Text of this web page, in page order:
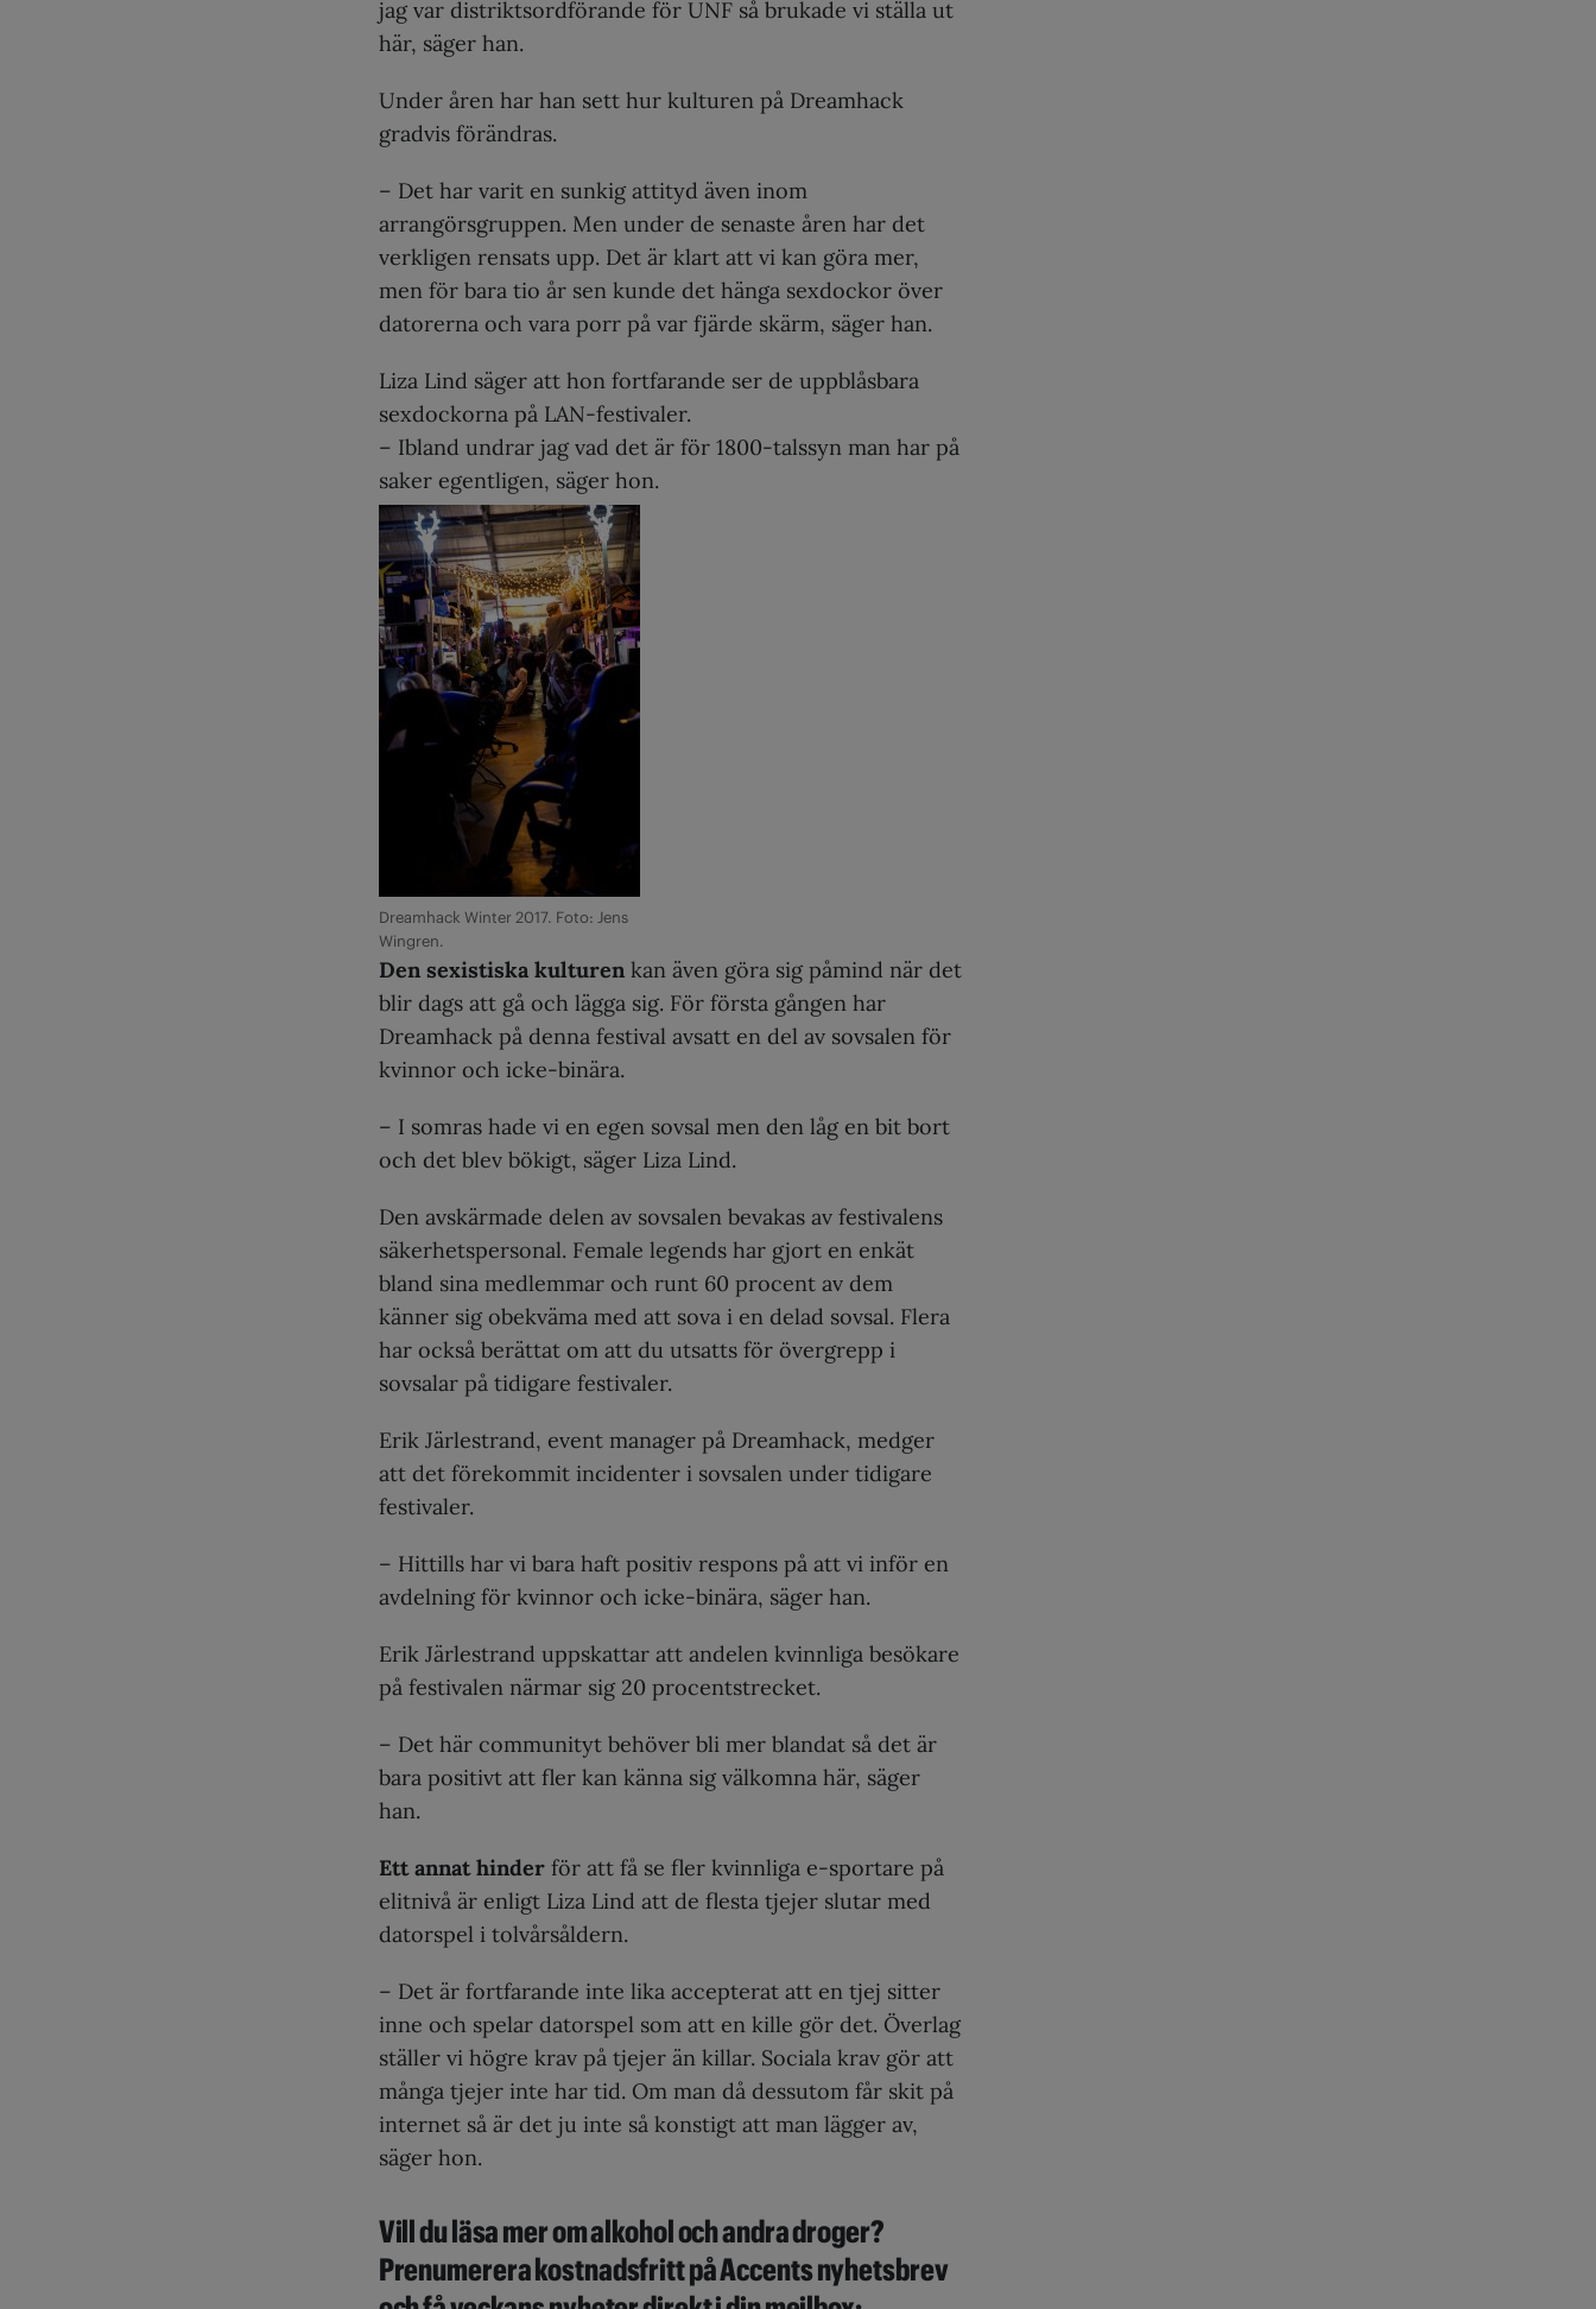
jag var distriktsordförande för UNF så brukade vi ställa ut
här, säger han.
Under åren har han sett hur kulturen på Dreamhack
gradvis förändras.
– Det har varit en sunkig attityd även inom
arrangörsgruppen. Men under de senaste åren har det
verkligen rensats upp. Det är klart att vi kan göra mer,
men för bara tio år sen kunde det hänga sexdockor över
datorerna och vara porr på var fjärde skärm, säger han.
Liza Lind säger att hon fortfarande ser de uppblåsbara
sexdockorna på LAN-festivaler.
– Ibland undrar jag vad det är för 1800-talssyn man har på
saker egentligen, säger hon.
Dreamhack Winter 2017. Foto: Jens
Wingren.
Den sexistiska kulturenkan även göra sig påmind när det
blir dags att gå och lägga sig. För första gången har
Dreamhack på denna festival avsatt en del av sovsalen för
kvinnor och icke-binära.
– I somras hade vi en egen sovsal men den låg en bit bort
och det blev bökigt, säger Liza Lind.
Den avskärmade delen av sovsalen bevakas av festivalens
säkerhetspersonal. Female legends har gjort en enkät
bland sina medlemmar och runt 60 procent av dem
känner sig obekväma med att sova i en delad sovsal. Flera
har också berättat om att du utsatts för övergrepp i
sovsalar på tidigare festivaler.
Erik Järlestrand, event manager på Dreamhack, medger
att det förekommit incidenter i sovsalen under tidigare
festivaler.
– Hittills har vi bara haft positiv respons på att vi inför en
avdelning för kvinnor och icke-binära, säger han.
Erik Järlestrand uppskattar att andelen kvinnliga besökare
på festivalen närmar sig 20 procentstrecket.
– Det här communityt behöver bli mer blandat så det är
bara positivt att fler kan känna sig välkomna här, säger
han.
Ett annat hinderför att få se fler kvinnliga e-sportare på
elitnivå är enligt Liza Lind att de flesta tjejer slutar med
datorspel i tolvårsåldern.
– Det är fortfarande inte lika accepterat att en tjej sitter
inne och spelar datorspel som att en kille gör det. Överlag
ställer vi högre krav på tjejer än killar. Sociala krav gör att
många tjejer inte har tid. Om man då dessutom får skit på
internet så är det ju inte så konstigt att man lägger av,
säger hon.
Vill du läsa mer om alkohol och andra droger?
Prenumerera kostnadsfritt på Accents nyhetsbrev